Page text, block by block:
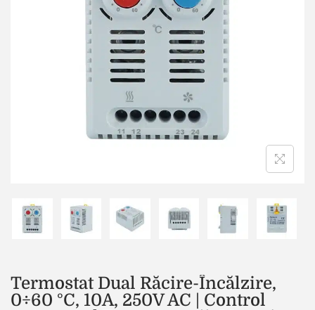
Termostat Dual Răcire-Încălzire,
0÷60 °C, 10A, 250V AC | Control